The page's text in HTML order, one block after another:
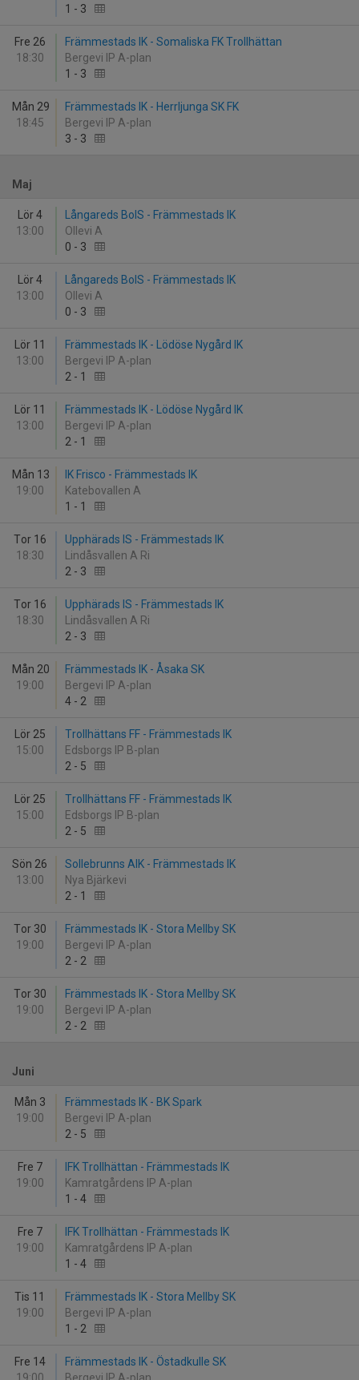
1 - 3
Fre 26
18:30
Främmestads IK - Somaliska FK Trollhättan
Bergevi IP A-plan
1 - 3
Mån 29
18:45
Främmestads IK - Herrljunga SK FK
Bergevi IP A-plan
3 - 3
Maj
Lör 4
13:00
Långareds BoIS - Främmestads IK
Ollevi A
0 - 3
Lör 4
13:00
Långareds BoIS - Främmestads IK
Ollevi A
0 - 3
Lör 11
13:00
Främmestads IK - Lödöse Nygård IK
Bergevi IP A-plan
2 - 1
Lör 11
13:00
Främmestads IK - Lödöse Nygård IK
Bergevi IP A-plan
2 - 1
Mån 13
19:00
IK Frisco - Främmestads IK
Katebovallen A
1 - 1
Tor 16
18:30
Upphärads IS - Främmestads IK
Lindåsvallen A Ri
2 - 3
Tor 16
18:30
Upphärads IS - Främmestads IK
Lindåsvallen A Ri
2 - 3
Mån 20
19:00
Främmestads IK - Åsaka SK
Bergevi IP A-plan
4 - 2
Lör 25
15:00
Trollhättans FF - Främmestads IK
Edsborgs IP B-plan
2 - 5
Lör 25
15:00
Trollhättans FF - Främmestads IK
Edsborgs IP B-plan
2 - 5
Sön 26
13:00
Sollebrunns AIK - Främmestads IK
Nya Bjärkevi
2 - 1
Tor 30
19:00
Främmestads IK - Stora Mellby SK
Bergevi IP A-plan
2 - 2
Tor 30
19:00
Främmestads IK - Stora Mellby SK
Bergevi IP A-plan
2 - 2
Juni
Mån 3
19:00
Främmestads IK - BK Spark
Bergevi IP A-plan
2 - 5
Fre 7
19:00
IFK Trollhättan - Främmestads IK
Kamratgårdens IP A-plan
1 - 4
Fre 7
19:00
IFK Trollhättan - Främmestads IK
Kamratgårdens IP A-plan
1 - 4
Tis 11
19:00
Främmestads IK - Stora Mellby SK
Bergevi IP A-plan
1 - 2
Fre 14
Främmestads IK - Östadkulle SK